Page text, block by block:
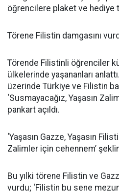
öğrencilere plaket ve hediye
Törene Filistin damgasını
Törende Filistinli öğrenciler
ülkelerinde yaşananları
üzerinde Türkiye ve Filistin
‘Susmayacağız, Yaşasın
pankart açıldı.
‘Yaşasın Gazze, Yaşasın
Zalimler için cehennem’
Bu yılki törene Filistin ve
vurdu; ‘Filistin bu sene